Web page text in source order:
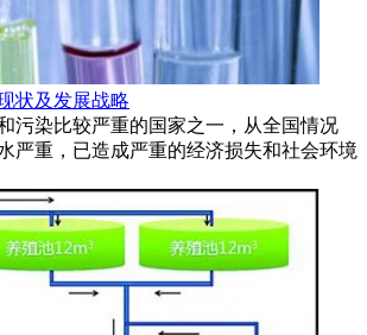
状及发展战略
污染比较严重的国家之一，从全国情况
严重，已造成严重的经济损失和社会环境